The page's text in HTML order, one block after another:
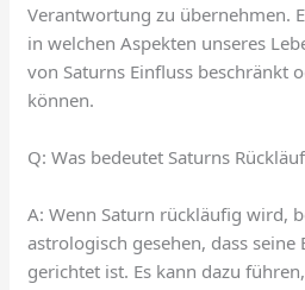
Verantwortung zu übernehmen.
in welchen Aspekten unseres
von Saturns Einfluss beschränkt
können.
Q: Was bedeutet Saturns
A: Wenn Saturn rückläufig wird,
astrologisch gesehen, dass seine
gerichtet ist. Es kann dazu